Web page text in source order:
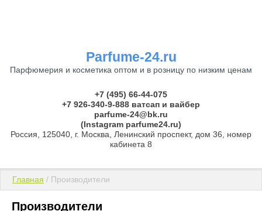
Parfume-24.ru
Парфюмерия и косметика оптом и в розницу по низким ценам
+7 (495) 66-44-075
+7 926-340-9-888 ватсап и вайбер
parfume-24@bk.ru
(Instagram parfume24.ru)
Россия, 125040, г. Москва, Ленинский проспект, дом 36, номер
кабинета 8
Главная / Производители
Производители